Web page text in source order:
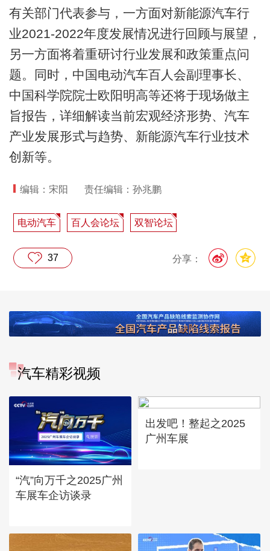
有关部门代表参与，一方面对新能源汽车行
业2021-2022年度发展情况进行回顾与展望，
另一方面将着重研讨行业发展和政策重点问
题。同时，中国电动汽车百人会副理事长、
中国科学院院士欧阳明高等还将于现场做主
旨报告，详细解读当前宏观经济形势、汽车
产业发展形式与趋势、新能源汽车行业技术
创新等。
编辑：宋阳 责任编辑：孙兆鹏
电动汽车 百人会论坛 双智论坛
分享：
37
汽车精彩视频
“汽”向万千之2025广州
车展车企访谈录
出发吧！整起之2025
广州车展